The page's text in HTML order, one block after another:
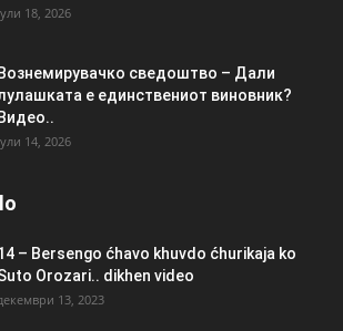
18, 2026
Вознемирувачко сведоштво – Дали
е единствениот виновник?
Видео..
14, 2026
– Bersengo ćhavo khuvdo ćhurikaja ko
Orozari.. dikhen video
13, 2023